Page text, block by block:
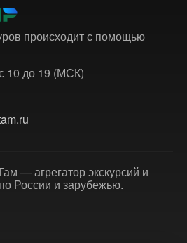
происходит с помощью
10 до 19 (МСК)
— агрегатор экскурсий и
России и зарубежью.